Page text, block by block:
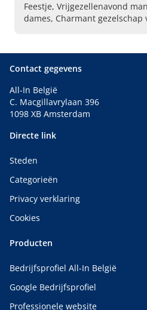
Feestje, Vrijgezellenavond
dames, Charmant gezelschap
Contact gegevens
All-In België
C. Macgillavrylaan 396
1098 XB Amsterdam
Directe link
Steden
Categorieën
Privacy verklaring
Cookies
Producten
Bedrijfsprofiel All-In België
Google Bedrijfsprofiel
Professionele website